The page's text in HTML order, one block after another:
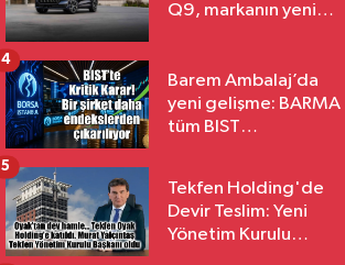
Q9, markanın yeni
Barem Ambalaj’da
yeni gelişme: BARMA
tüm BIST
4
Tekfen Holding'de
Devir Teslim: Yeni
Yönetim Kurulu
5